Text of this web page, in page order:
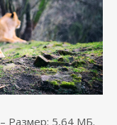
– Размер: 5,64 МБ.